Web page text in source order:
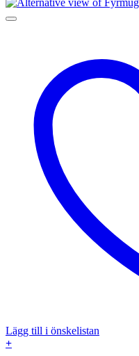
Lägg till i önskelistan
+